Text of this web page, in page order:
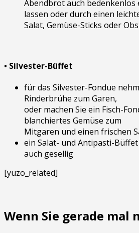
Abendbrot auch bedenkenlos
lassen oder durch einen
Salat, Gemüse-Sticks oder
• Silvester-Büffet
für das Silvester-Fondue
Rinderbrühe zum Garen,
oder machen Sie ein Fisch-
blanchiertes Gemüse zum
Mitgaren und einen frischen
ein Salat- und Antipasti-
auch gesellig
[yuzo_related]
Wenn Sie gerade mal